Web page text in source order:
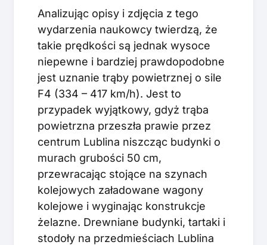
Analizując opisy i zdjęcia z tego
wydarzenia naukowcy twierdzą, że
takie prędkości są jednak wysoce
niepewne i bardziej prawdopodobne
jest uznanie trąby powietrznej o sile
F4 (334 – 417 km/h). Jest to
przypadek wyjątkowy, gdyż trąba
powietrzna przeszła prawie przez
centrum Lublina niszcząc budynki o
murach grubości 50 cm,
przewracając stojące na szynach
kolejowych załadowane wagony
kolejowe i wyginając konstrukcje
żelazne. Drewniane budynki, tartaki i
stodoły na przedmieściach Lublina